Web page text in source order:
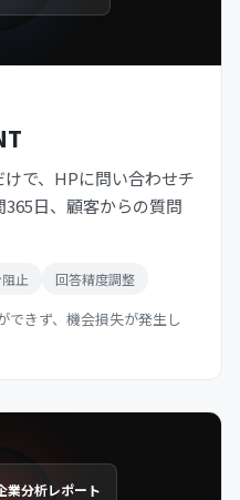
で、HPに問い合わせチ
日、顧客からの質問
止 回答精度調整
できず、機会損失が発生し
業分析レポート